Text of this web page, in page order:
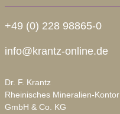
+49 (0) 228 98865-0
info@krantz-online.de
Dr. F. Krantz
Rheinisches Mineralien-Kontor
GmbH & Co. KG